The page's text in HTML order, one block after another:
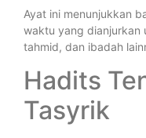
Ayat ini menunjukkan
waktu yang dianjurkan
tahmid, dan ibadah
Hadits
Tasyrik